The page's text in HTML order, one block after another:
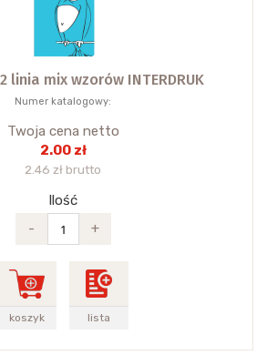
linia mix wzorów INTERDRUK
Numer katalogowy:
Twoja cena netto
2.00 zł
2.46 zł brutto
Ilość
-
+
koszyk lista